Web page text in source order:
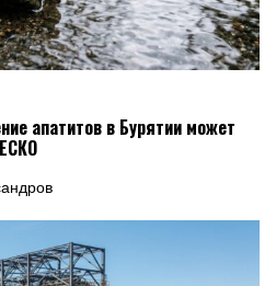
апатитов в Бурятии может